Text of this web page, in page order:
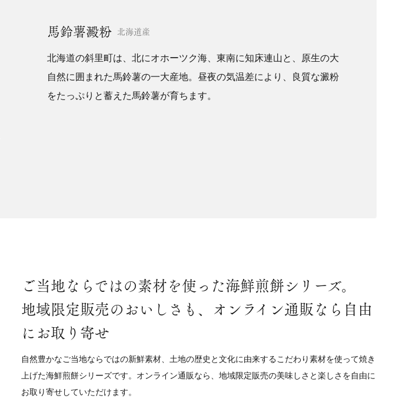
馬鈴薯澱粉 北海道産
北海道の斜里町は、北にオホーツク海、東南に知床連山と、原生の大
自然に囲まれた馬鈴薯の一大産地。昼夜の気温差により、良質な澱粉
をたっぷりと蓄えた馬鈴薯が育ちます。
ご当地ならではの素材を使った海鮮煎餅シリーズ。
地域限定販売のおいしさも、オンライン通販なら自由
にお取り寄せ
自然豊かなご当地ならではの新鮮素材、土地の歴史と文化に由来するこだわり素材を使って焼き
上げた海鮮煎餅シリーズです。オンライン通販なら、地域限定販売の美味しさと楽しさを自由に
お取り寄せしていただけます。